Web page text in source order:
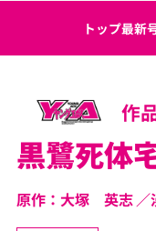
トップ最新
作
黒鷺死
原作：大塚 英志